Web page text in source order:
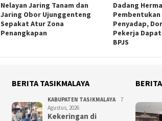
Nelayan Jaring Tanam dan
Jaring Obor Ujunggenteng
Sepakat Atur Zona
Penangkapan
Dadang
Pembentukan
Penyadap,
Pekerja
BPJS
BERITA TASIKMALAYA
KABUPATEN TASIKMALAYA
7
Agustus, 2026
Kekeringan di